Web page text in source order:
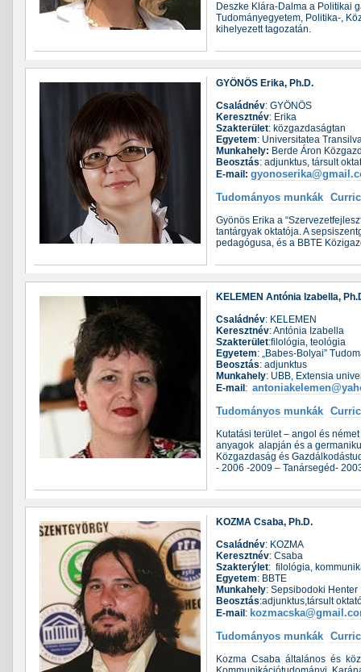
Deszke Klára-Dalma a Politikai
Tudományegyetem, Politika-,
kihelyezett tagozatán.
GYÖNÖS Erika, Ph.D.
Családnév: GYÖNÖS
Keresztnév: Erika
Szakterület: közgazdaságtan
Egyetem: Universitatea
Munkahely: Berde Áron
Beosztás: adjunktus, társult
E-mail:
Tudományos munkák
Gyönös Erika a
tantárgyak oktatója. A
pedagógusa, és a BBTE
KELEMEN Antónia Izabella,
Családnév: KELEMEN
Keresztnév: Antónia Izabella
Szakterület:filológia, teológia
Egyetem: „Babes-Bolyai”
Beosztás: adjunktus
Munkahely: UBB, Extensia
E-mail :
Tudományos munkák
Kutatási terület – angol és
anyagok alapján és a
Közgazdaság és
- 2006 -2009 – Tanársegéd-
KOZMA Csaba, Ph.D.
Családnév: KOZMA
Keresztnév: Csaba
Szakterýlet: filológia,
Egyetem: BBTE
Munkahely: Sepsibodoki Henter
Beosztás:adjunktus,társult
E-mail :
Tudományos munkák
Kozma Csaba általános és